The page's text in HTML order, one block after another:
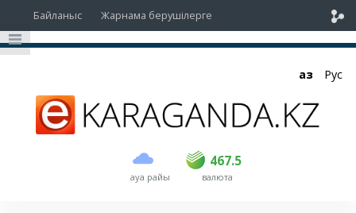
Байланыс Жарнама берушілерге
Қаз Рус
ауа райы
467.5
USD 466.5 467.5
EUR валюта